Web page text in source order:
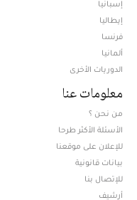
إسبانيا
إيطاليا
فرنسا
ألمانيا
الدوريات الأخرى
معلومات عنا
من نحن ؟
الأسئلة الأكثر طرحا
للإعلان على موقعنا
بيانات قانونية
للإتصال بنا
أرشيف